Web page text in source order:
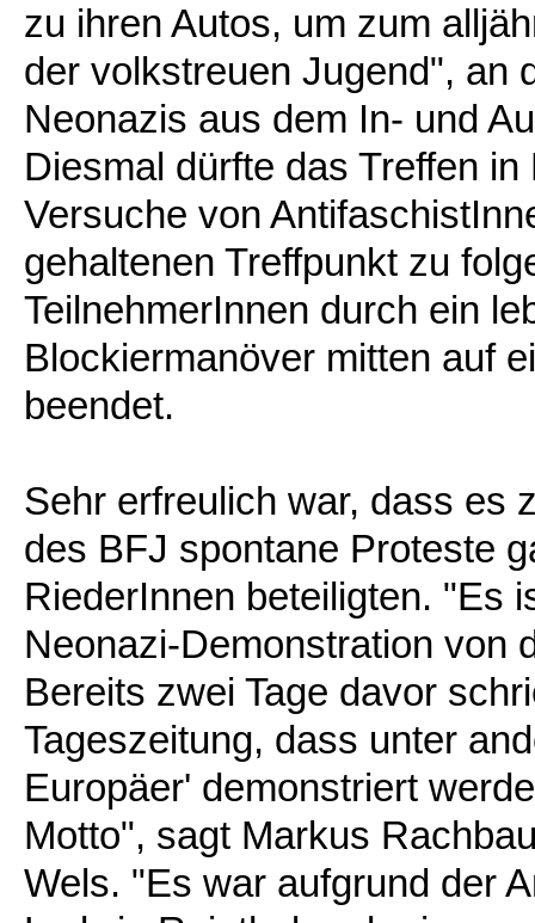
zu ihren Autos, um zum
der volkstreuen Jugend", an
Neonazis aus dem In- und
Diesmal dürfte das Treffen
Versuche von
gehaltenen Treffpunkt zu
TeilnehmerInnen durch ein
Blockiermanöver mitten auf
beendet.
Sehr erfreulich war, dass es
des BFJ spontane Proteste
RiederInnen beteiligten. "Es
Neonazi-Demonstration von
Bereits zwei Tage davor
Tageszeitung, dass unter
Europäer' demonstriert
Motto", sagt Markus
Wels. "Es war aufgrund der